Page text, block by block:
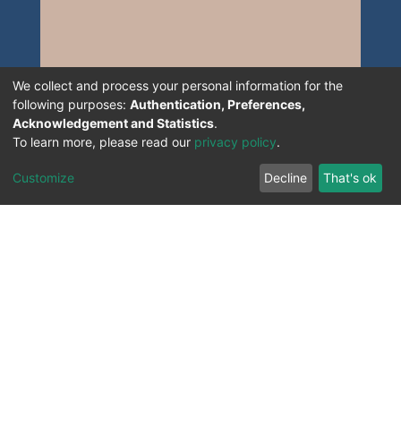
We collect and process your personal information for the
following purposes: Authentication, Preferences,
Acknowledgement and Statistics.
To learn more, please read our privacy policy.
Customize Decline That's ok